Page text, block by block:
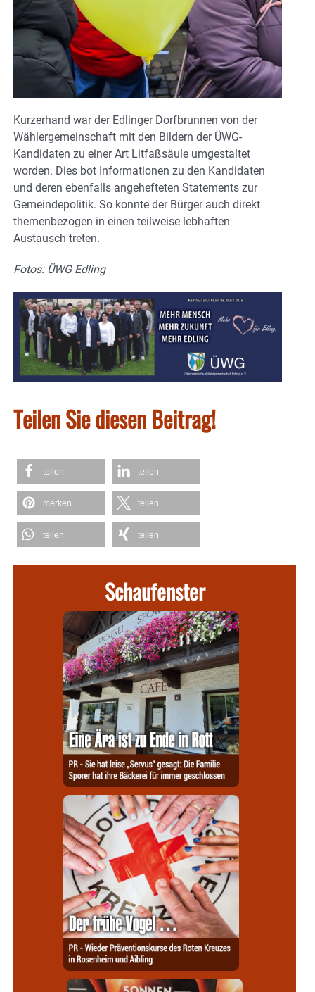
Kurzerhand war der Edlinger Dorfbrunnen von der
Wählergemeinschaft mit den Bildern der ÜWG-
Kandidaten zu einer Art Litfaßsäule umgestaltet
worden. Dies bot Informationen zu den Kandidaten
und deren ebenfalls angehefteten Statements zur
Gemeindepolitik. So konnte der Bürger auch direkt
themenbezogen in einen teilweise lebhaften
Austausch treten.
Fotos: ÜWG Edling
Teilen Sie diesen Beitrag!
teilen teilen
merken teilen
teilen teilen
Schaufenster